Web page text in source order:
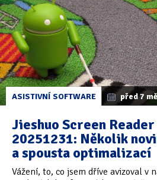
ASISTIVNÍ SOFTWARE před 7
Jieshuo Screen Reader
20251231: Několik
a spousta optimalizací
Vážení, to, co jsem dříve avizoval v